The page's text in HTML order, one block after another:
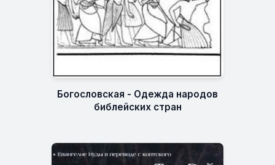
Богословская - Одежда народов
библейских стран